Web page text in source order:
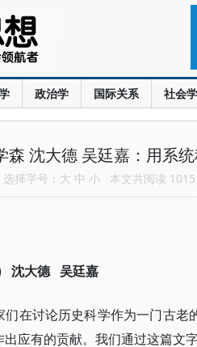
政治学 国际关系 社会学
森 沈大德 吴廷嘉：用系
选择字号： 大 中 小 本文共阅读
沈大德 吴廷嘉
们在讨论历史科学作为一门古老
应有的贡献。我们通过这篇文